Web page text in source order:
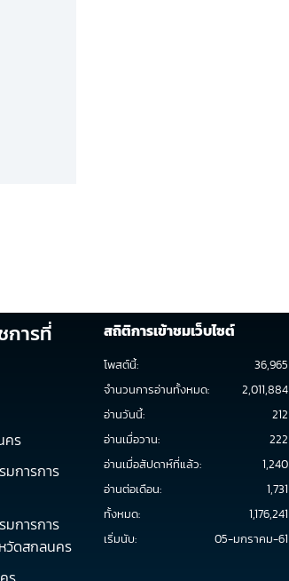
การที่
คร
การการ
การการ
วัดสกลนคร
สถิติการเข้าชมเว็บไซต์
โพสต์นี้:
36,965
จำนวนการอ่านทั้งหมด:
2,011,884
อ่านวันนี้:
212
อ่านเมื่อวาน:
222
อ่านเมื่อสัปดาห์ที่แล้ว:
1,240
อ่านต่อเดือน:
1,731
ทั้งหมด:
1,176,241
เริ่มนับ:
05-มกราคม-61